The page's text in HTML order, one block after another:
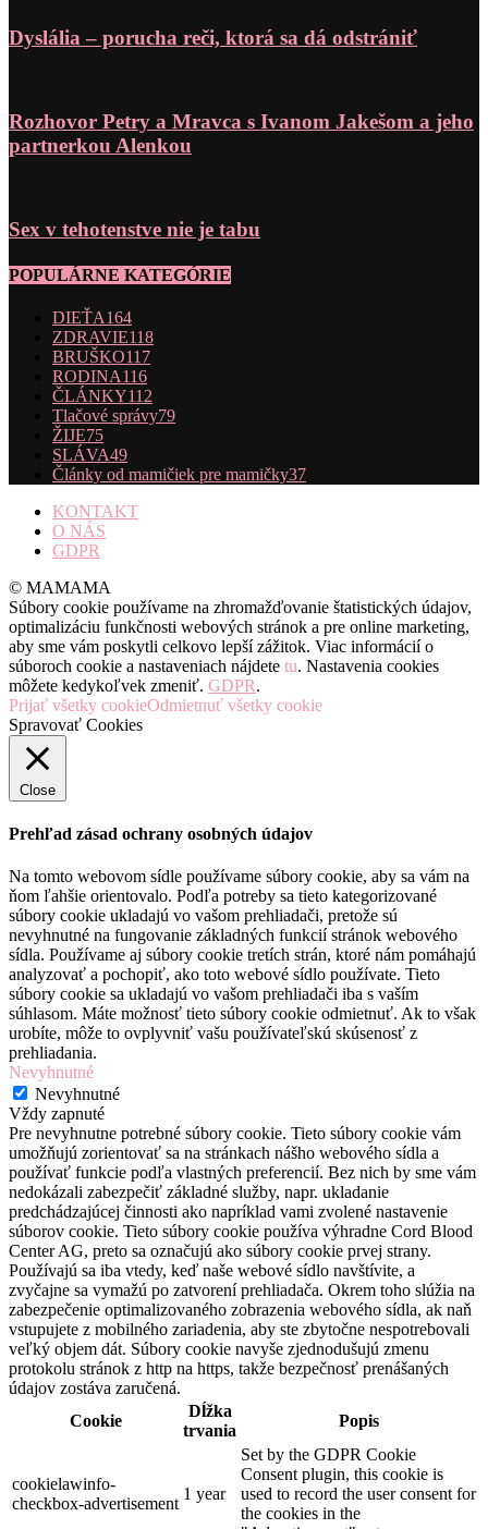
Dyslália – porucha reči, ktorá sa dá odstrániť
Rozhovor Petry a Mravca s Ivanom Jakešom a jeho
partnerkou Alenkou
Sex v tehotenstve nie je tabu
POPULÁRNE KATEGÓRIE
DIEŤA164
ZDRAVIE118
BRUŠKO117
RODINA116
ČLÁNKY112
Tlačové správy79
ŽIJE75
SLÁVA49
Články od mamičiek pre mamičky37
KONTAKT
O NÁS
GDPR
© MAMAMA
Súbory cookie používame na zhromažďovanie štatistických údajov,
optimalizáciu funkčnosti webových stránok a pre online marketing,
aby sme vám poskytli celkovo lepší zážitok. Viac informácií o
súboroch cookie a nastaveniach nájdete tu. Nastavenia cookies
môžete kedykoľvek zmeniť. GDPR.
Prijať všetky cookieOdmietnuť všetky cookie
Spravovať Cookies
Close
Prehľad zásad ochrany osobných údajov
Na tomto webovom sídle používame súbory cookie, aby sa vám na
ňom ľahšie orientovalo. Podľa potreby sa tieto kategorizované
súbory cookie ukladajú vo vašom prehliadači, pretože sú
nevyhnutné na fungovanie základných funkcií stránok webového
sídla. Používame aj súbory cookie tretích strán, ktoré nám pomáhajú
analyzovať a pochopiť, ako toto webové sídlo používate. Tieto
súbory cookie sa ukladajú vo vašom prehliadači iba s vaším
súhlasom. Máte možnosť tieto súbory cookie odmietnuť. Ak to však
urobíte, môže to ovplyvniť vašu používateľskú skúsenosť z
prehliadania.
Nevyhnutné
Nevyhnutné
Vždy zapnuté
Pre nevyhnutne potrebné súbory cookie. Tieto súbory cookie vám
umožňujú zorientovať sa na stránkach nášho webového sídla a
používať funkcie podľa vlastných preferencií. Bez nich by sme vám
nedokázali zabezpečiť základné služby, napr. ukladanie
predchádzajúcej činnosti ako napríklad vami zvolené nastavenie
súborov cookie. Tieto súbory cookie používa výhradne Cord Blood
Center AG, preto sa označujú ako súbory cookie prvej strany.
Používajú sa iba vtedy, keď naše webové sídlo navštívite, a
zvyčajne sa vymažú po zatvorení prehliadača. Okrem toho slúžia na
zabezpečenie optimalizovaného zobrazenia webového sídla, ak naň
vstupujete z mobilného zariadenia, aby ste zbytočne nespotrebovali
veľký objem dát. Súbory cookie navyše zjednodušujú zmenu
protokolu stránok z http na https, takže bezpečnosť prenášaných
údajov zostáva zaručená.
Cookie
Dĺžka
trvania
Popis
cookielawinfo-
checkbox-advertisement
1 year
Set by the GDPR Cookie
Consent plugin, this cookie is
used to record the user consent for
the cookies in the